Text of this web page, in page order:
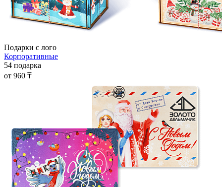
Подарки с лого
Корпоративные
54 подарка
от 960 ₸